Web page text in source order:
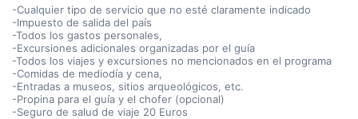
-Cualquier tipo de servicio que no esté claramente indicado
-Impuesto de salida del país
-Todos los gastos personales,
-Excursiones adicionales organizadas por el guía
-Todos los viajes y excursiones no mencionados en el programa
-Comidas de mediodía y cena,
-Entradas a museos, sitios arqueológicos, etc.
-Propina para el guía y el chofer (opcional)
-Seguro de salud de viaje 20 Euros